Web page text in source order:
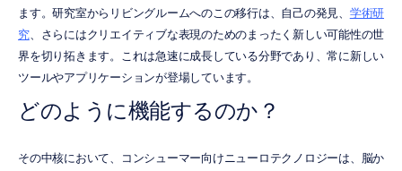
ます。研究室からリビングルームへのこの移行は、自己の発見、 学術研
究、さらにはクリエイティブな表現のためのまったく新しい可能性の世
界を切り拓きます。これは急速に成長している分野であり、常に新しい
ツールやアプリケーションが登場しています。
どのように機能するのか？
その中核において、コンシューマー向けニューロテクノロジーは、脳か